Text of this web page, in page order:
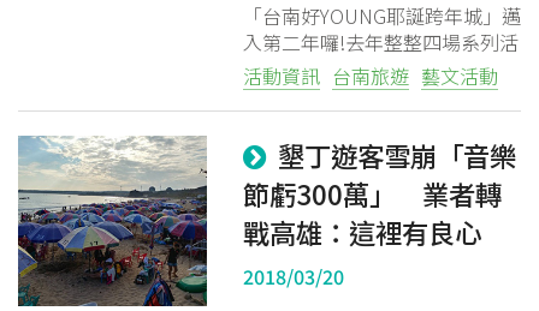
粉絲團 Line@ IG
「台南好YOUNG耶誕跨年城」邁
入第二年囉!去年整整四場系列活
動，讓12月的台南特別不一樣，
更是創下當地最多人次參加的耶
誕跨年活動。
活動資訊 台南旅遊 藝文活動
墾丁遊客雪崩「音樂
節虧300萬」 業者轉
戰高雄：這裡有良心
2018/03/20